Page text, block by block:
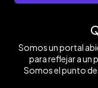
Somos un portal
para reflejar a un
Somos el punto